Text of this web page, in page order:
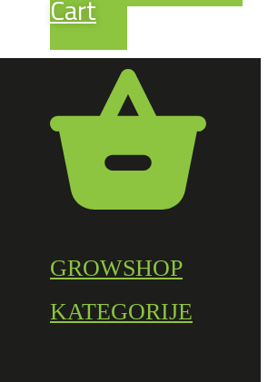
Cart
GROWSHOP
KATEGORIJE